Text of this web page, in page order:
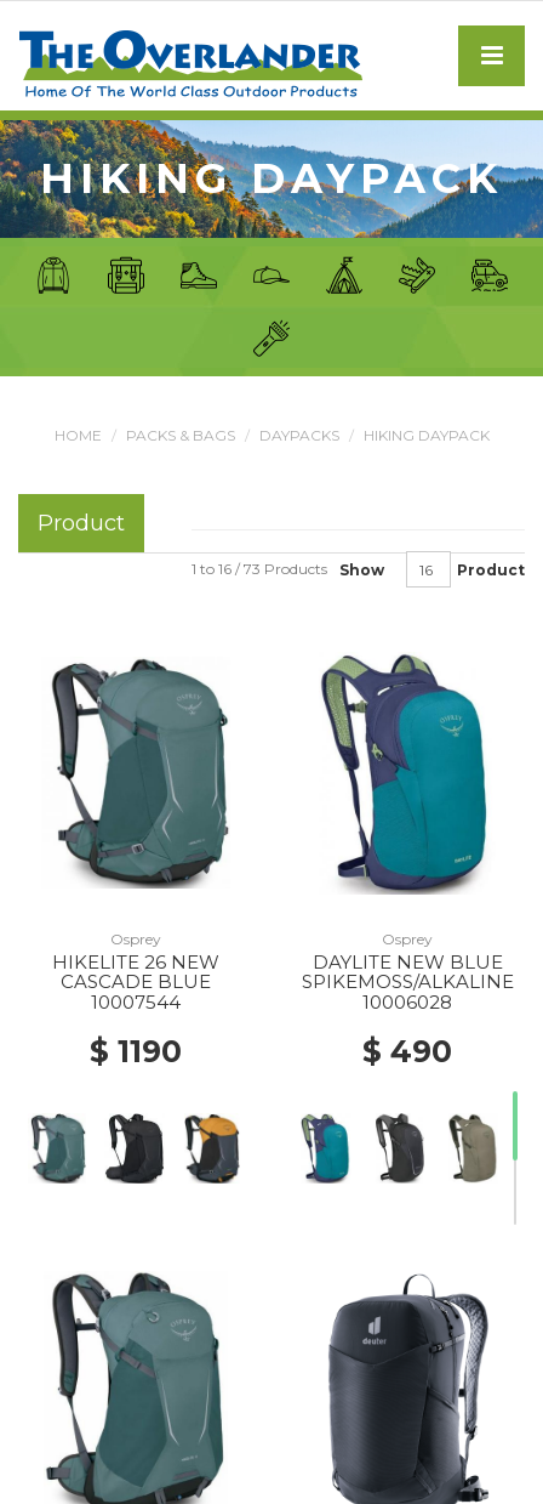
HIKING DAYPACK
HOME PACKS & BAGS DAYPACKS HIKING DAYPACK
Product
Show Product
1 to 16 / 73 Products
Osprey
HIKELITE 26 NEW
CASCADE BLUE
10007544
$ 1190
Osprey
DAYLITE NEW BLUE
SPIKEMOSS/ALKALINE
10006028
$ 490